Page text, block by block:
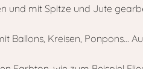
und mit Spitze und Jute
Ballons, Kreisen, Ponpons…